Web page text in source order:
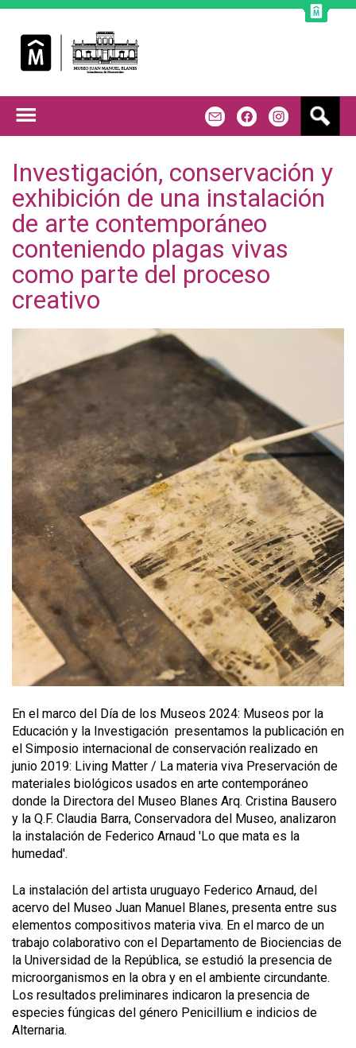
Investigación, conservación y
exhibición de una instalación
de arte contemporáneo
conteniendo plagas vivas
como parte del proceso
creativo
En el marco del Día de los Museos 2024: Museos por la
Educación y la Investigación presentamos la publicación en
el Simposio internacional de conservación realizado en
junio 2019: Living Matter / La materia viva Preservación de
materiales biológicos usados en arte contemporáneo
donde la Directora del Museo Blanes Arq. Cristina Bausero
y la Q.F. Claudia Barra, Conservadora del Museo, analizaron
la instalación de Federico Arnaud 'Lo que mata es la
humedad'.
La instalación del artista uruguayo Federico Arnaud, del
acervo del Museo Juan Manuel Blanes, presenta entre sus
elementos compositivos materia viva. En el marco de un
trabajo colaborativo con el Departamento de Biociencias de
la Universidad de la República, se estudió la presencia de
microorganismos en la obra y en el ambiente circundante.
Los resultados preliminares indicaron la presencia de
especies fúngicas del género Penicillium e indicios de
Alternaria.
s
a
r